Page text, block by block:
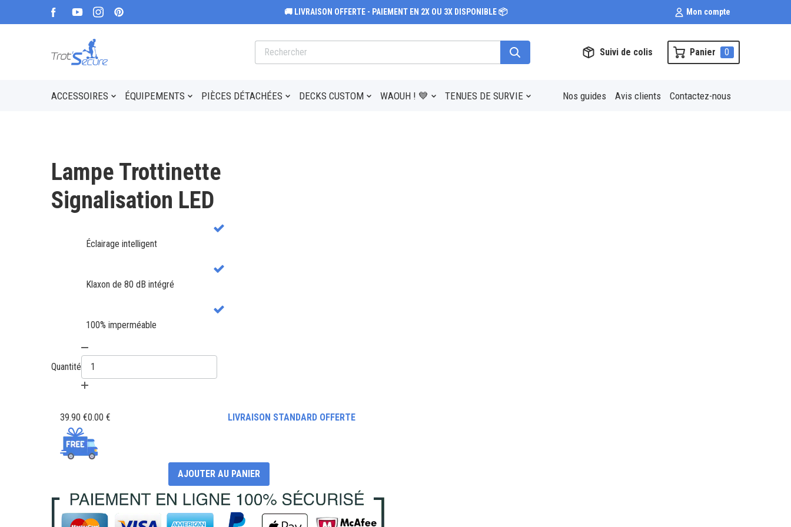
🚚 LIVRAISON OFFERTE - PAIEMENT EN 2X OU 3X DISPONIBLE 📦 Mon compte
Suivi de colis Panier 0
ACCESSOIRES ÉQUIPEMENTS PIÈCES DÉTACHÉES DECKS CUSTOM WAOUH ! 💙 TENUES DE SURVIE Nos guides Avis clients Contactez-nous
Lampe Trottinette
Signalisation LED
Éclairage intelligent
Klaxon de 80 dB intégré
100% imperméable
Quantité
39.90 €0.00 € LIVRAISON STANDARD OFFERTE
AJOUTER AU PANIER